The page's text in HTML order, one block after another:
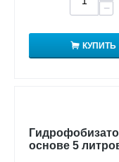
−
КУПИТЬ
основе 5